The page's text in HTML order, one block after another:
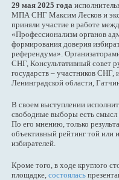
29 мая 2025 года
МПА СНГ Максим Лесков и
приняли участие в работе
«Профессионализм органов
формирования доверия
референдума».
СНГ, Консультативный совет
государств – участников
Ленинградской области,
В своем выступлении
свободные выборы есть смысл
По его мнению, только
объективный рейтинг той или
избирателей.
Кроме того, в ходе круглого
площадке, состоялась